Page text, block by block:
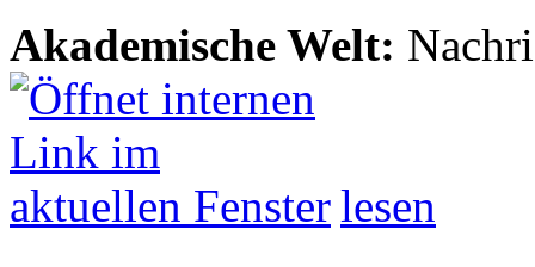
Akademische Welt:
lesen